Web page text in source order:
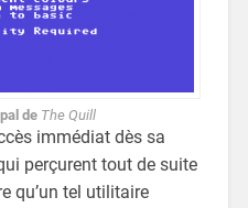
de The Quill
immédiat dès sa
perçurent tout de suite
qu’un tel utilitaire